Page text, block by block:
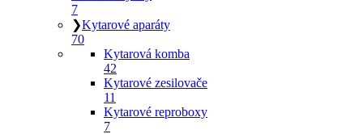
7
❯Kytarové aparáty
70
Kytarová komba
42
Kytarové zesilovače
11
Kytarové reproboxy
7